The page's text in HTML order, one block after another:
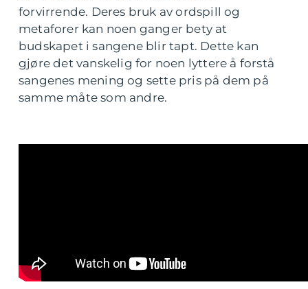
forvirrende. Deres bruk av ordspill og
metaforer kan noen ganger bety at
budskapet i sangene blir tapt. Dette kan
gjøre det vanskelig for noen lyttere å forstå
sangenes mening og sette pris på dem på
samme måte som andre.